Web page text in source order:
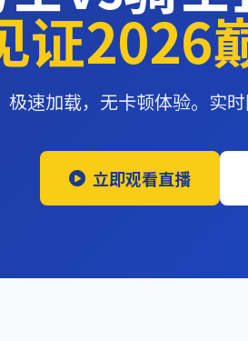
证2026
速加载，无卡顿体验。实
立即观看直播